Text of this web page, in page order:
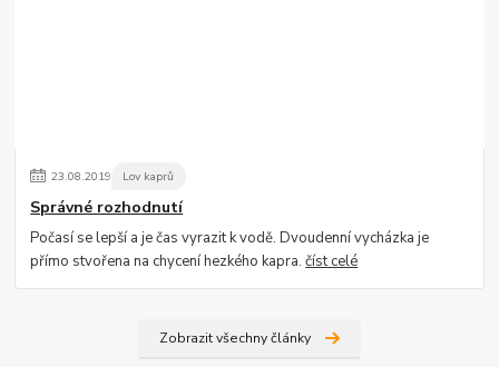
23.08.2019 Lov kaprů
Správné rozhodnutí
Počasí se lepší a je čas vyrazit k vodě. Dvoudenní vycházka je
přímo stvořena na chycení hezkého kapra.číst celé
Zobrazit všechny články